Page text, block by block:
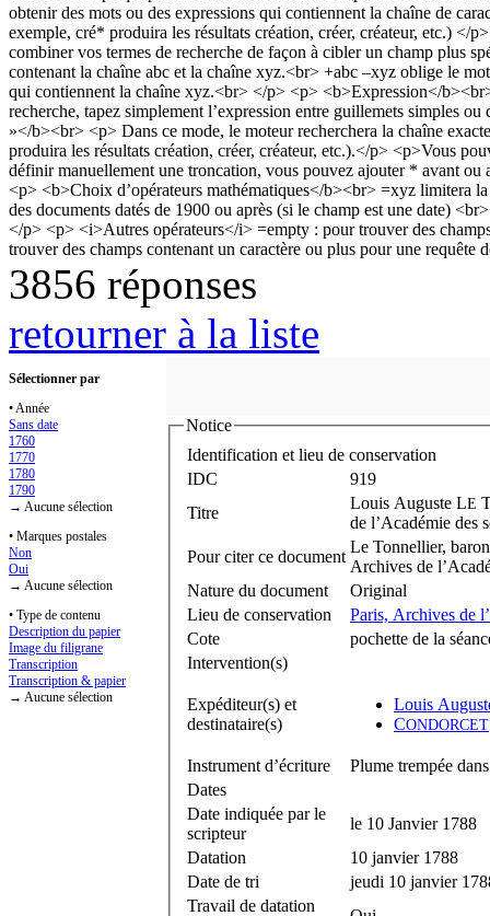
3856 réponses
retourner à la liste
Sélectionner par
• Année
Sans date
1760
1770
1780
1790
→ Aucune sélection
• Marques postales
Non
Oui
→ Aucune sélection
• Type de contenu
Description du papier
Image du filigrane
Transcription
Transcription & papier
→ Aucune sélection
Notice
Identification et lieu de conservation
IDC
919
Titre
Louis Auguste LE
de l’Académie des
Pour citer ce document
Le Tonnellier,
Archives de
Nature du document
Original
Lieu de conservation
Paris, Archives de
Cote
pochette de la
Intervention(s)
Expéditeur(s) et
destinataire(s)
Louis
CONDORCET
Instrument d’écriture
Plume trempée
Dates
Date indiquée par le
scripteur
le 10 Janvier 1788
Datation
10 janvier 1788
Date de tri
jeudi 10 janvier
Travail de datation